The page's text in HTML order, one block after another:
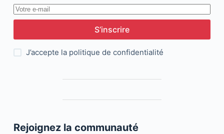
S’inscrire
J’accepte la politique de confidentialité
Rejoignez la communauté